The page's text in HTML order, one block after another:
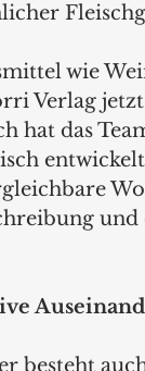
wie
Verlag
hat das